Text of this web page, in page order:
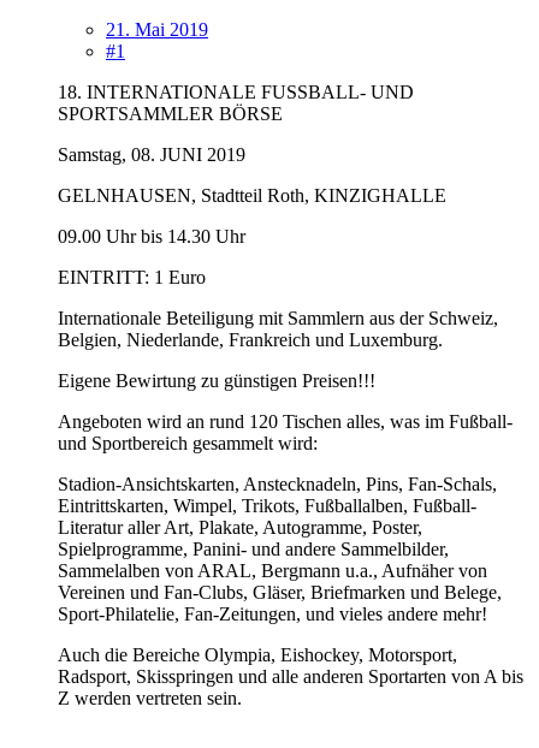
21. Mai 2019
#1
18. INTERNATIONALE FUSSBALL- UND
SPORTSAMMLER BÖRSE
Samstag, 08. JUNI 2019
GELNHAUSEN, Stadtteil Roth, KINZIGHALLE
09.00 Uhr bis 14.30 Uhr
EINTRITT: 1 Euro
Internationale Beteiligung mit Sammlern aus der Schweiz,
Belgien, Niederlande, Frankreich und Luxemburg.
Eigene Bewirtung zu günstigen Preisen!!!
Angeboten wird an rund 120 Tischen alles, was im Fußball-
und Sportbereich gesammelt wird:
Stadion-Ansichtskarten, Anstecknadeln, Pins, Fan-Schals,
Eintrittskarten, Wimpel, Trikots, Fußballalben, Fußball-
Literatur aller Art, Plakate, Autogramme, Poster,
Spielprogramme, Panini- und andere Sammelbilder,
Sammelalben von ARAL, Bergmann u.a., Aufnäher von
Vereinen und Fan-Clubs, Gläser, Briefmarken und Belege,
Sport-Philatelie, Fan-Zeitungen, und vieles andere mehr!
Auch die Bereiche Olympia, Eishockey, Motorsport,
Radsport, Skisspringen und alle anderen Sportarten von A bis
Z werden vertreten sein.